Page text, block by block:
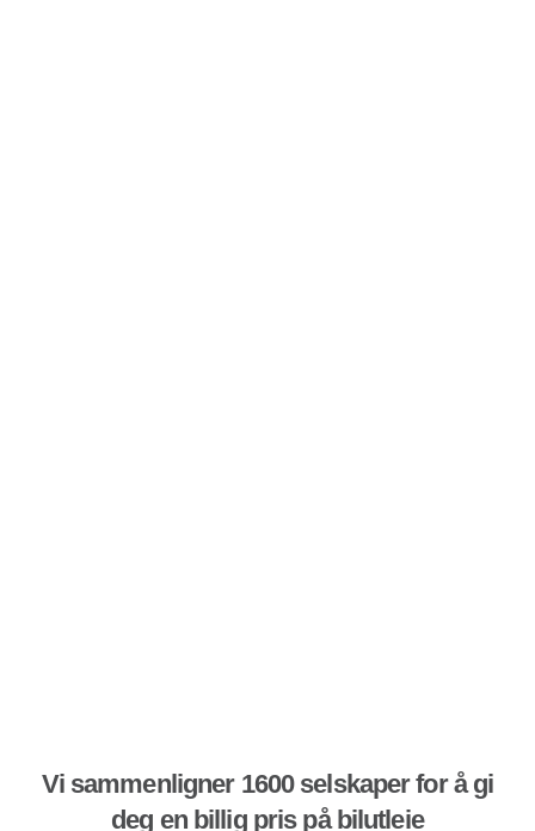
Vi sammenligner 1600 selskaper for å gi
deg en billig pris på bilutleie